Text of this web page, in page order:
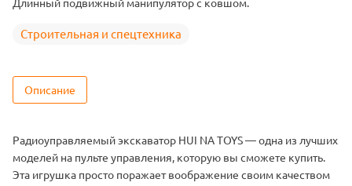
Строительная и спецтехника
Описание
Радиоуправляемый экскаватор HUI NA TOYS — одна из лучших
моделей на пульте управления, которую вы сможете купить.
Эта игрушка просто поражает воображение своим качеством